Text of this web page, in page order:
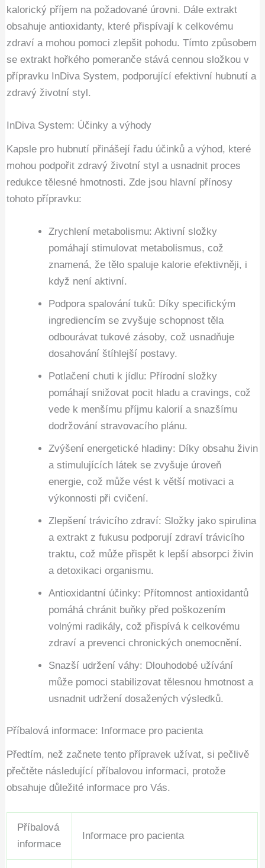
kalorický příjem na požadované úrovni. Dále extrakt
obsahuje antioxidanty, které přispívají k celkovému
zdraví a mohou pomoci zlepšit pohodu. Tímto způsobem
se extrakt hořkého pomeranče stává cennou složkou v
přípravku InDiva System, podporující efektivní hubnutí a
zdravý životní styl.
InDiva System: Účinky a výhody
Kapsle pro hubnutí přinášejí řadu účinků a výhod, které
mohou podpořit zdravý životní styl a usnadnit proces
redukce tělesné hmotnosti. Zde jsou hlavní přínosy
tohoto přípravku:
Zrychlení metabolismu: Aktivní složky
pomáhají stimulovat metabolismus, což
znamená, že tělo spaluje kalorie efektivněji, i
když není aktivní.
Podpora spalování tuků: Díky specifickým
ingrediencím se zvyšuje schopnost těla
odbourávat tukové zásoby, což usnadňuje
dosahování štíhlejší postavy.
Potlačení chuti k jídlu: Přírodní složky
pomáhají snižovat pocit hladu a cravings, což
vede k menšímu příjmu kalorií a snazšímu
dodržování stravovacího plánu.
Zvýšení energetické hladiny: Díky obsahu živin
a stimulujících látek se zvyšuje úroveň
energie, což může vést k větší motivaci a
výkonnosti při cvičení.
Zlepšení trávicího zdraví: Složky jako spirulina
a extrakt z fukusu podporují zdraví trávicího
traktu, což může přispět k lepší absorpci živin
a detoxikaci organismu.
Antioxidantní účinky: Přítomnost antioxidantů
pomáhá chránit buňky před poškozením
volnými radikály, což přispívá k celkovému
zdraví a prevenci chronických onemocnění.
Snazší udržení váhy: Dlouhodobé užívání
může pomoci stabilizovat tělesnou hmotnost a
usnadnit udržení dosažených výsledků.
Příbalová informace: Informace pro pacienta
Předtím, než začnete tento přípravek užívat, si pečlivě
přečtěte následující příbalovou informaci, protože
obsahuje důležité informace pro Vás.
Příbalová
informace
Informace pro pacienta